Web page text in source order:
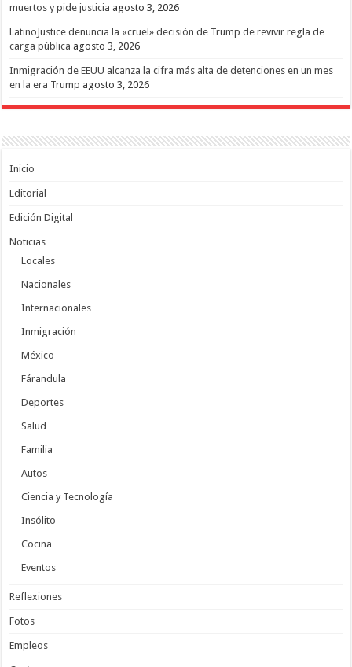
muertos y pide justicia agosto 3, 2026
LatinoJustice denuncia la «cruel» decisión de Trump de revivir regla de
carga pública agosto 3, 2026
Inmigración de EEUU alcanza la cifra más alta de detenciones en un mes
en la era Trump agosto 3, 2026
Inicio
Editorial
Edición Digital
Noticias
Locales
Nacionales
Internacionales
Inmigración
México
Fárandula
Deportes
Salud
Familia
Autos
Ciencia y Tecnología
Insólito
Cocina
Eventos
Reflexiones
Fotos
Empleos